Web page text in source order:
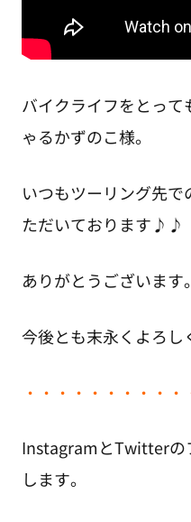
バイクライフをとっ
ゃるかずのこ様。
いつもツーリング先
ただいております♪♪
ありがとうございます。
今後とも末永くよろし
・ ・・・・・・・・
InstagramとTwitterの
します。